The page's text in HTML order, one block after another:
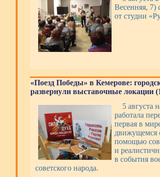
Весенняя, 7)
от студии
«Поезд Победы» в Кемерове:
развернули выставочные локации
5 августа
работала
первая в
движущемся
помощью
и
в события
советского народа.